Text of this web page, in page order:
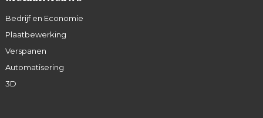
Bedrijf en Economie
Plaatbewerking
Verspanen
Automatisering
3D